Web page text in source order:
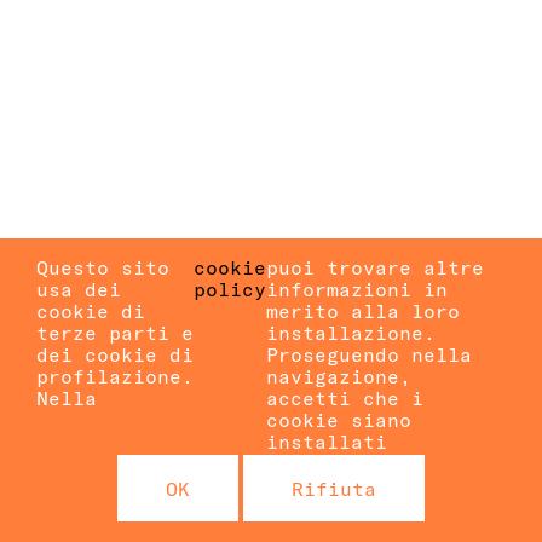
Questo sito
usa dei
cookie di
terze parti e
dei cookie di
profilazione.
Nella
cookie
policy
puoi trovare altre
informazioni in
merito alla loro
installazione.
Proseguendo nella
navigazione,
accetti che i
cookie siano
installati
OK Rifiuta